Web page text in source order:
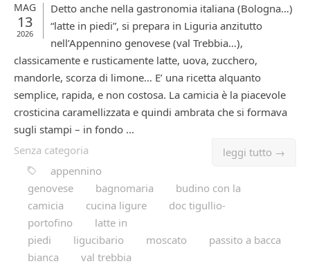
MAG
13
2026
Detto anche nella gastronomia italiana (Bologna…)
“latte in piedi”, si prepara in Liguria anzitutto
nell’Appennino genovese (val Trebbia…),
classicamente e rusticamente latte, uova, zucchero,
mandorle, scorza di limone… E’ una ricetta alquanto
semplice, rapida, e non costosa. La camicia è la piacevole
crosticina caramellizzata e quindi ambrata che si formava
sugli stampi – in fondo ...
leggi tutto →
Senza categoria
appennino
genovese
bagnomaria
budino con la
camicia
cucina ligure
doc tigullio-
portofino
latte in
piedi
ligucibario moscato
passito a bacca
bianca
val trebbia